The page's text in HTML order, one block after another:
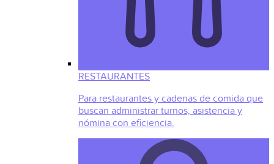
RESTAURANTES
Para restaurantes y cadenas de comida que
buscan administrar turnos, asistencia y
nómina con eficiencia.